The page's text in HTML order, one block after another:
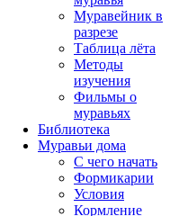
Муравейник в
разрезе
Таблица лёта
Методы
изучения
Фильмы о
муравьях
Библиотека
Муравьи дома
С чего начать
Формикарии
Условия
Кормление